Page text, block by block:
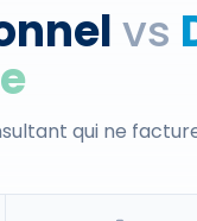
vs
qui ne